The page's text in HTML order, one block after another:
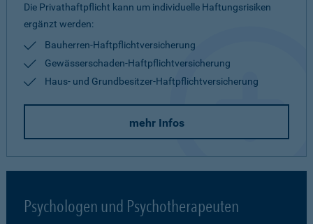
Die Privathaftpflicht kann um individuelle Haftungsrisiken
ergänzt werden:
Bauherren-Haftpflichtversicherung
Gewässerschaden-Haftpflichtversicherung
Haus- und Grundbesitzer-Haftpflichtversicherung
mehr Infos
Psychologen und Psychotherapeuten